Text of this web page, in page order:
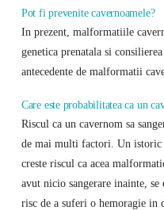
Pot fi prevenite cavernoamele?
In prezent, malformatiile
genetica prenatala si
antecedente de malformatii
Care este probabilitatea ca un
Riscul ca un cavernom sa
de mai multi factori. Un istoric
creste riscul ca acea
avut nicio sangerare inainte,
risc de a suferi o hemoragie in